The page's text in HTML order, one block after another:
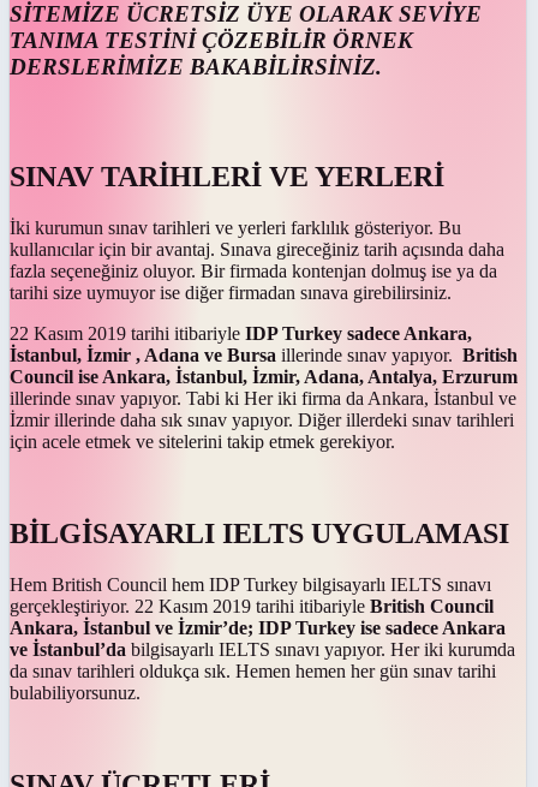
SİTEMİZE ÜCRETSİZ ÜYE OLARAK SEVİYE
TANIMA TESTİNİ ÇÖZEBİLİR ÖRNEK
DERSLERİMİZE BAKABİLİRSİNİZ.
SINAV TARİHLERİ VE YERLERİ
İki kurumun sınav tarihleri ve yerleri farklılık gösteriyor. Bu
kullanıcılar için bir avantaj. Sınava gireceğiniz tarih açısında daha
fazla seçeneğiniz oluyor. Bir firmada kontenjan dolmuş ise ya da
tarihi size uymuyor ise diğer firmadan sınava girebilirsiniz.
22 Kasım 2019 tarihi itibariyle IDP Turkey sadece Ankara,
İstanbul, İzmir , Adana ve Bursa illerinde sınav yapıyor. British
Council ise Ankara, İstanbul, İzmir, Adana, Antalya, Erzurum
illerinde sınav yapıyor. Tabi ki Her iki firma da Ankara, İstanbul ve
İzmir illerinde daha sık sınav yapıyor. Diğer illerdeki sınav tarihleri
için acele etmek ve sitelerini takip etmek gerekiyor.
BİLGİSAYARLI IELTS UYGULAMASI
Hem British Council hem IDP Turkey bilgisayarlı IELTS sınavı
gerçekleştiriyor. 22 Kasım 2019 tarihi itibariyle British Council
Ankara, İstanbul ve İzmir’de; IDP Turkey ise sadece Ankara
ve İstanbul’da bilgisayarlı IELTS sınavı yapıyor. Her iki kurumda
da sınav tarihleri oldukça sık. Hemen hemen her gün sınav tarihi
bulabiliyorsunuz.